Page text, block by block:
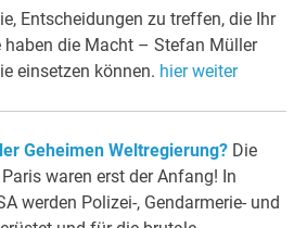
Entscheidungen zu treffen, die Ihr
haben die Macht – Stefan Müller
einsetzen können. hier weiter
Geheimen Weltregierung? Die
waren erst der Anfang! In
werden Polizei-, Gendarmerie- und